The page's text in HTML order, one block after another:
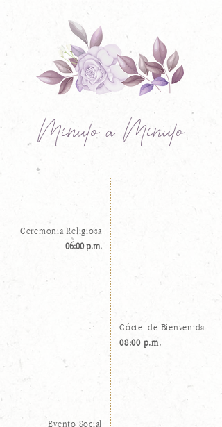
Minuto a Minuto
Ceremonia Religiosa
06:00 p.m.
Cóctel de Bienvenida
08:00 p.m.
Evento Social